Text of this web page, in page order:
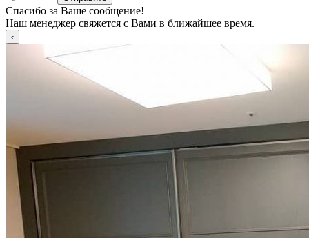
Спасибо за Ваше сообщение!
Наш менеджер свяжется с Вами в ближайшее время.